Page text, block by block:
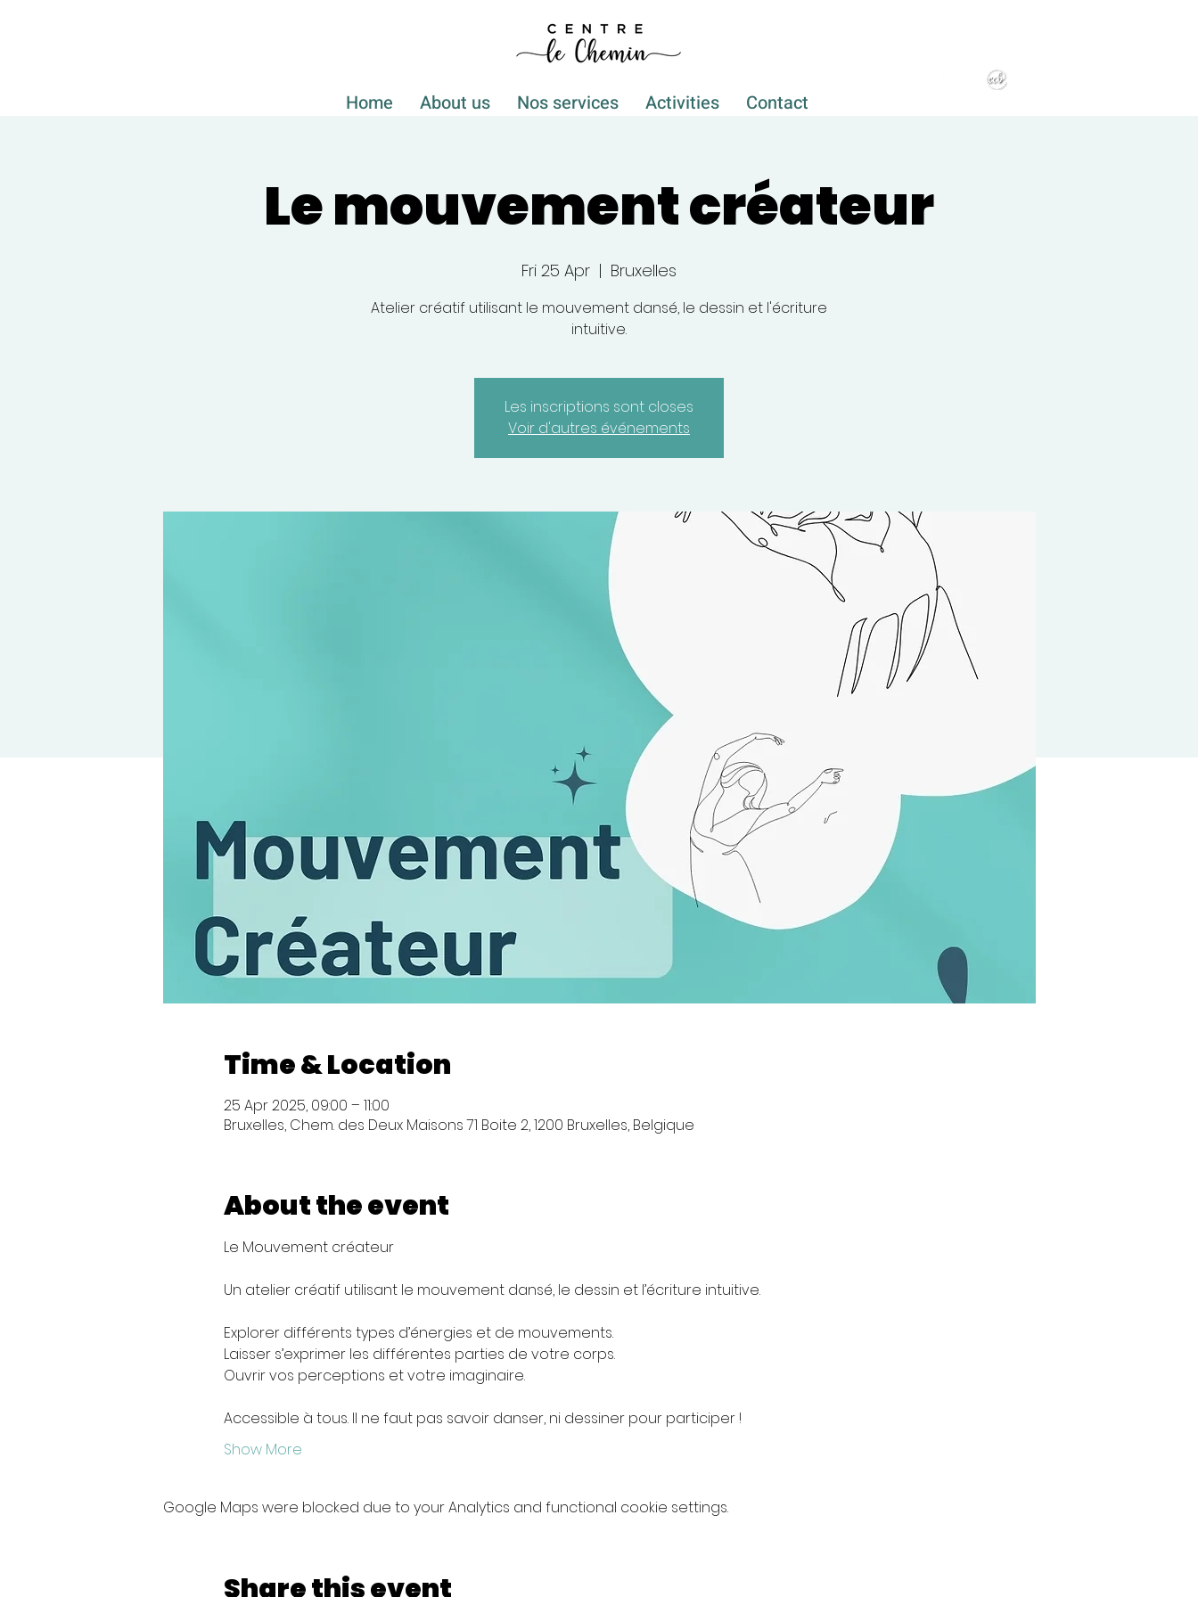
Home About us Nos services Activities Contact
Le mouvement créateur
Fri 25 Apr
  |
Bruxelles
Atelier créatif utilisant le mouvement dansé, le dessin et l'écriture
intuitive.
Les inscriptions sont closes
Voir d'autres événements
Time & Location
25 Apr 2025, 09:00 – 11:00
Bruxelles, Chem. des Deux Maisons 71 Boite 2, 1200 Bruxelles, Belgique
About the event
Le Mouvement créateur
Un atelier créatif utilisant le mouvement dansé, le dessin et l’écriture intuitive.
Explorer différents types d’énergies et de mouvements.
Laisser s’exprimer les différentes parties de votre corps.
Ouvrir vos perceptions et votre imaginaire.
Accessible à tous. Il ne faut pas savoir danser, ni dessiner pour participer !
Show More
Google Maps were blocked due to your Analytics and functional cookie settings.
Share this event